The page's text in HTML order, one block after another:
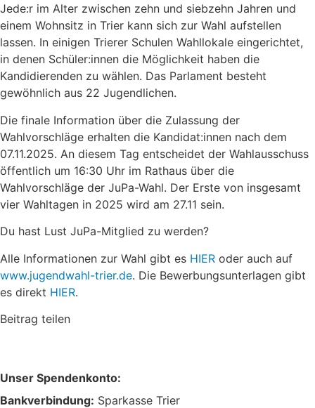
Jede:r im Alter zwischen zehn und siebzehn Jahren und
einem Wohnsitz in Trier kann sich zur Wahl aufstellen
lassen. In einigen Trierer Schulen Wahllokale eingerichtet,
in denen Schüler:innen die Möglichkeit haben die
Kandidierenden zu wählen. Das Parlament besteht
gewöhnlich aus 22 Jugendlichen.
Die finale Information über die Zulassung der
Wahlvorschläge erhalten die Kandidat:innen nach dem
07.11.2025. An diesem Tag entscheidet der Wahlausschuss
öffentlich um 16:30 Uhr im Rathaus über die
Wahlvorschläge der JuPa-Wahl. Der Erste von insgesamt
vier Wahltagen in 2025 wird am 27.11 sein.
Du hast Lust JuPa-Mitglied zu werden?
Alle Informationen zur Wahl gibt es HIER oder auch auf
www.jugendwahl-trier.de. Die Bewerbungsunterlagen gibt
es direkt HIER.
Beitrag teilen
Unser Spendenkonto:
Bankverbindung: Sparkasse Trier